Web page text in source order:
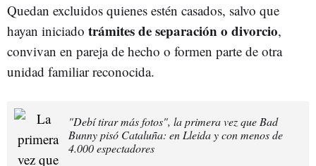
Quedan excluidos quienes estén casados, salvo que
hayan iniciado trámites de separación o divorcio,
convivan en pareja de hecho o formen parte de otra
unidad familiar reconocida.
"Debí tirar más fotos", la primera vez que Bad
Bunny pisó Cataluña: en Lleida y con menos de
4.000 espectadores